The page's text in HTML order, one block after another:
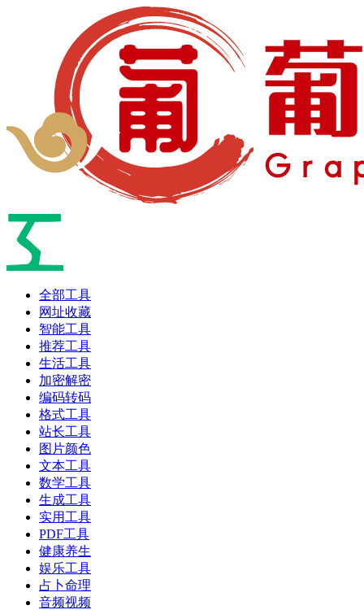
全部工具
网址收藏
智能工具
推荐工具
生活工具
加密解密
编码转码
格式工具
站长工具
图片颜色
文本工具
数学工具
生成工具
实用工具
PDF工具
健康养生
娱乐工具
占卜命理
音频视频